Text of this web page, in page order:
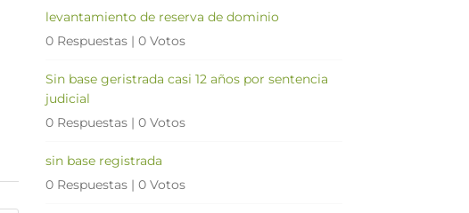
levantamiento de reserva de dominio
0 Respuestas | 0 Votos
Sin base geristrada casi 12 años por sentencia
judicial
0 Respuestas | 0 Votos
sin base registrada
0 Respuestas | 0 Votos